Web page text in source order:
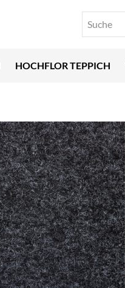
HOCHFLOR TEPPICH